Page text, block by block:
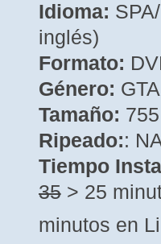
Idioma:
inglés)
Formato:
Género: GTA
Tamaño:
Ripeado::
Tiempo
35> 25
minutos en